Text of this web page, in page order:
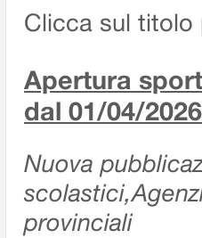
Clicca sul titolo
Apertura
dal 01/04/2026
Nuova
provinciali